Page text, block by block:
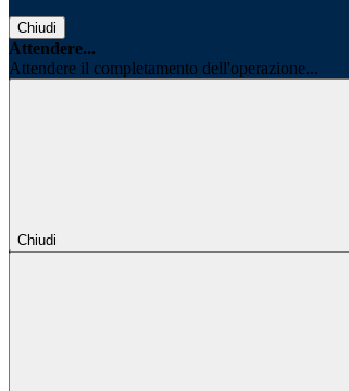
Chiudi
Attendere...
Attendere il completamento dell'operazione...
Chiudi